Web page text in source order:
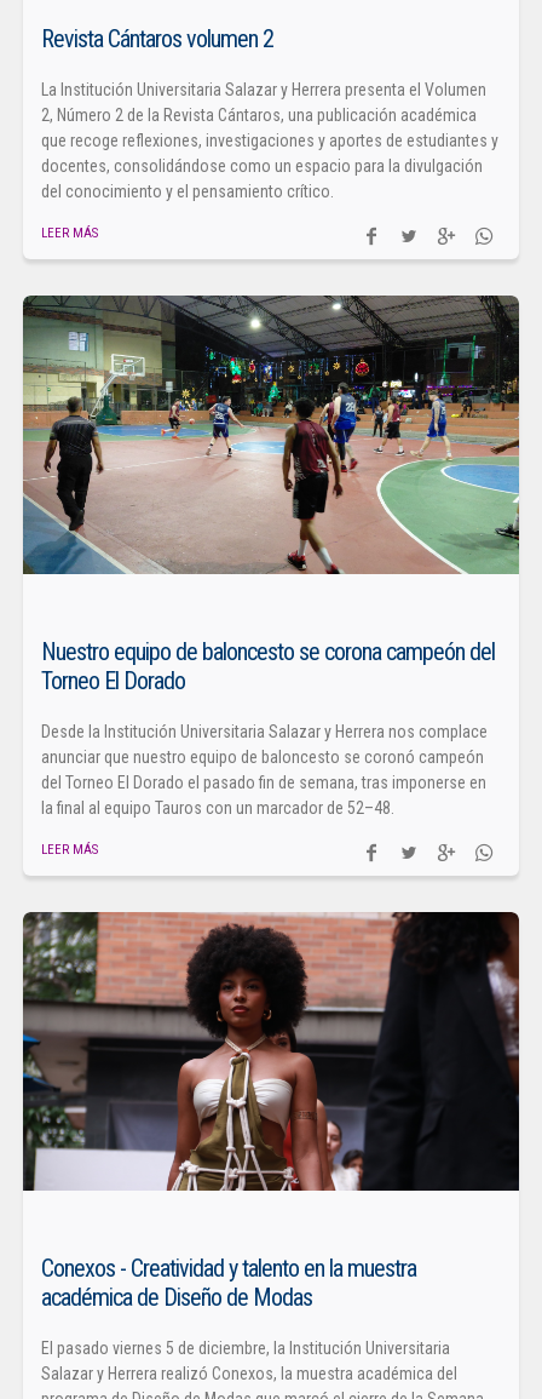
Revista Cántaros volumen 2
La Institución Universitaria Salazar y Herrera presenta el Volumen
2, Número 2 de la Revista Cántaros, una publicación académica
que recoge reflexiones, investigaciones y aportes de estudiantes y
docentes, consolidándose como un espacio para la divulgación
del conocimiento y el pensamiento crítico.
LEER MÁS
Nuestro equipo de baloncesto se corona campeón del
Torneo El Dorado
Desde la Institución Universitaria Salazar y Herrera nos complace
anunciar que nuestro equipo de baloncesto se coronó campeón
del Torneo El Dorado el pasado fin de semana, tras imponerse en
la final al equipo Tauros con un marcador de 52–48.
LEER MÁS
Conexos - Creatividad y talento en la muestra
académica de Diseño de Modas
El pasado viernes 5 de diciembre, la Institución Universitaria
Salazar y Herrera realizó Conexos, la muestra académica del